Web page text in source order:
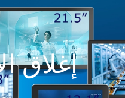
إغلاق